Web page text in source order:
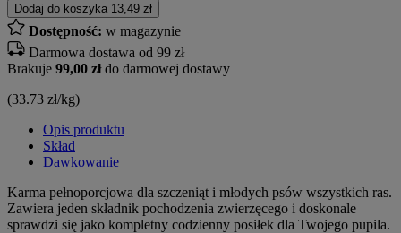
Dodaj do koszyka 13,49 zł
Dostępność: w magazynie
Darmowa dostawa od 99 zł
Brakuje 99,00 złdo darmowej dostawy
(33.73 zł/kg)
Opis produktu
Skład
Dawkowanie
Karma pełnoporcjowa dla szczeniąt i młodych psów wszystkich ras.
Zawiera jeden składnik pochodzenia zwierzęcego i doskonale
sprawdzi się jako kompletny codzienny posiłek dla Twojego pupila.